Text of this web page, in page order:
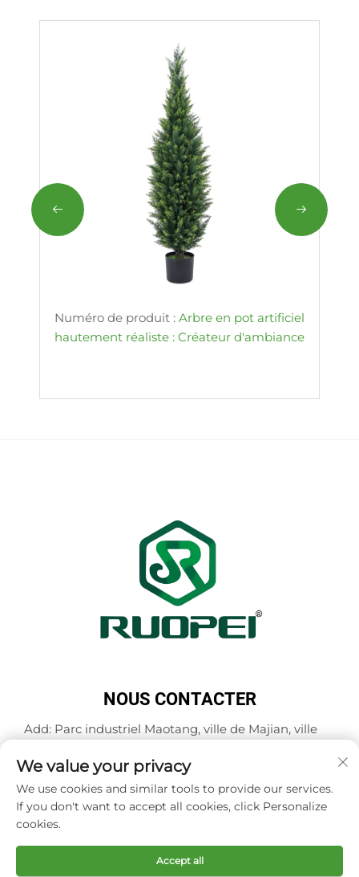
Numéro de produit :Arbre en pot artificiel
hautement réaliste : Créateur d'ambiance
NOUS CONTACTER
Add: Parc industriel Maotang, ville de Majian, ville
Chine
Tél. :+86-18503033545
E-mail : [email protected]
Copyright © Zhejiang Ruopei Crafts Co., Ltd - Politique
We value your privacy
We use cookies and similar tools to provide our services.
If you don't want to accept all cookies, click Personalize
cookies.
Accept all